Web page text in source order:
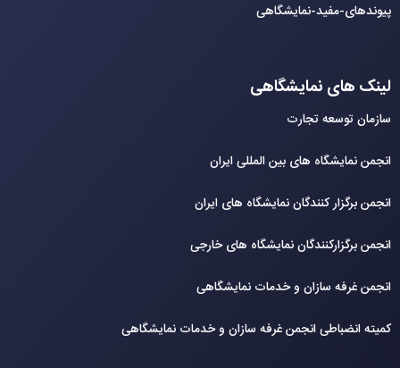
پیوندهای-مفید-نمایشگاهی
لینک های نمایشگاهی
سازمان توسعه تجارت
انجمن نمایشگاه های بین المللی ایران
انجمن برگزار کنندگان نمایشگاه های ایران
انجمن برگزارکنندگان نمایشگاه های خارجی
انجمن غرفه سازان و خدمات نمایشگاهی
کمیته انضباطی انجمن غرفه سازان و خدمات نمایشگاهی